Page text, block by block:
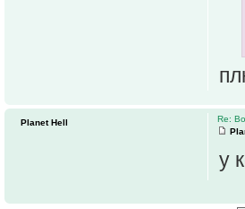
Re:
у
Planet Hell